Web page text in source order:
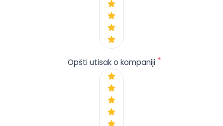
Opšti utisak o kompaniji *